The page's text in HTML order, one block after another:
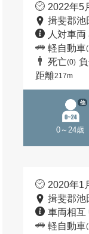
2022年5
揖斐郡池
人対車
軽自動車
死亡(0)
距離217m
0～24歳
他
2020年1
揖斐郡池
車両相互
軽自動車